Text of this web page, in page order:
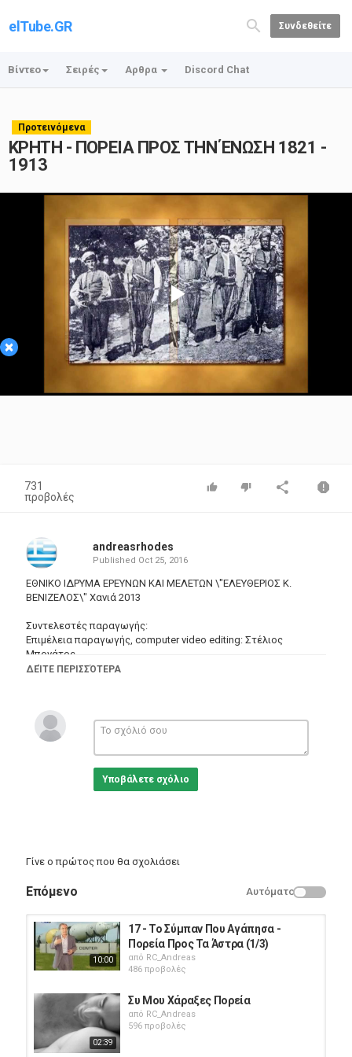
elTube.GR Συνδεθείτε
Βίντεο Σειρές Αρθρα Discord Chat
Προτεινόμενα
ΚΡΗΤΗ - ΠΟΡΕΙΑ ΠΡΟΣ ΤΗΝ ΈΝΩΣΗ 1821 -
1913
×
Play
Video
731
προβολές
andreasrhodes
Published Oct 25, 2016
ΕΘΝΙΚΟ ΙΔΡΥΜΑ ΕΡΕΥΝΩΝ ΚΑΙ ΜΕΛΕΤΩΝ \"ΕΛΕΥΘΕΡΙΟΣ Κ.
ΒΕΝΙΖΕΛΟΣ\" Χανιά 2013
Συντελεστές παραγωγής:
Επιμέλεια παραγωγής, computer video editing: Στέλιος
Μπονάτος
Κείμενα: Γιώργης Μανουσάκης και Μάνος Περάκης
Επιμέλεια φωτογραφικού και εικαστικού υλικού: Δημήτρης
Νικολακάκης
Χαρά Αποστολάκη
Δημήτρης Ξανθουδάκης
Κώστας Μανωλάκης
ΔΕΊΤΕ ΠΕΡΙΣΣΌΤΕΡΑ
Υποβάλετε σχόλιο
Γίνε ο πρώτος που θα σχολιάσει
Επόμενο Αυτόματο
10:00
17 - Το Σύμπαν Που Αγάπησα -
Πορεία Προς Τα Άστρα (1/3)
από RC_Andreas
486 προβολές
02:39
Συ Μου Χάραξες Πορεία
από RC_Andreas
596 προβολές